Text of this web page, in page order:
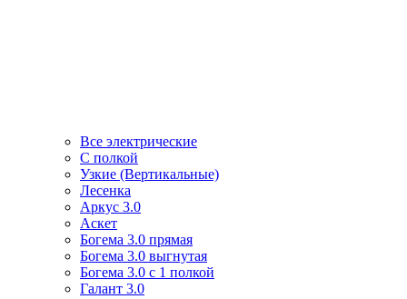
Все электрические
С полкой
Узкие (Вертикальные)
Лесенка
Аркус 3.0
Аскет
Богема 3.0 прямая
Богема 3.0 выгнутая
Богема 3.0 с 1 полкой
Галант 3.0